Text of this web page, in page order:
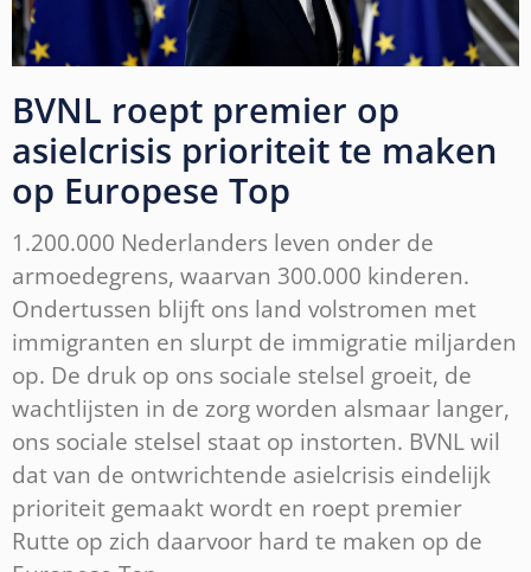
BVNL roept premier op
asielcrisis prioriteit te maken
op Europese Top
1.200.000 Nederlanders leven onder de
armoedegrens, waarvan 300.000 kinderen.
Ondertussen blijft ons land volstromen met
immigranten en slurpt de immigratie miljarden
op. De druk op ons sociale stelsel groeit, de
wachtlijsten in de zorg worden alsmaar langer,
ons sociale stelsel staat op instorten. BVNL wil
dat van de ontwrichtende asielcrisis eindelijk
prioriteit gemaakt wordt en roept premier
Rutte op zich daarvoor hard te maken op de